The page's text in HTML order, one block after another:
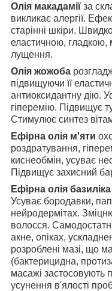
Олія макадамії за
викликає алергії.
старінні шкіри.
еластичною, гладкою,
лущення.
Олія жожоба
підвищуючи її
антиоксидантну дію.
гіперемію. Підвищує
Стимулює синтез
Ефірна олія м'яти
роздратування,
киснеобмін, усуває
Підвищує захисний
Ефірна олія базиліка
Усуває бородавки,
нейродермітах.
волосся.
акне, опіках,
розроблені мазі, що
(бактерицидна,
масажі застосовують
усунення в'ялості